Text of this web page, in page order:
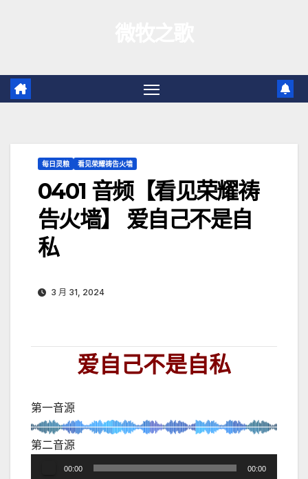
容
每日灵粮 看见荣耀祷告火墙
0401 音频【看见荣耀祷
告火墙】 爱自己不是自
私
3 月 31, 2024
爱自己不是自私
第一音源
第二音源
00:00 00:00